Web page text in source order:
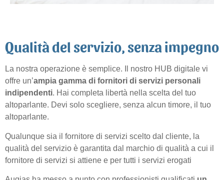
Qualità del servizio, senza impegno
La nostra operazione è semplice. Il nostro HUB digitale vi
offre un’ampia gamma di fornitori di servizi personali
indipendenti. Hai completa libertà nella scelta del tuo
altoparlante. Devi solo scegliere, senza alcun timore, il tuo
altoparlante.
Qualunque sia il fornitore di servizi scelto dal cliente, la
qualità del servizio è garantita dal marchio di qualità a cui il
fornitore di servizi si attiene e per tutti i servizi erogati